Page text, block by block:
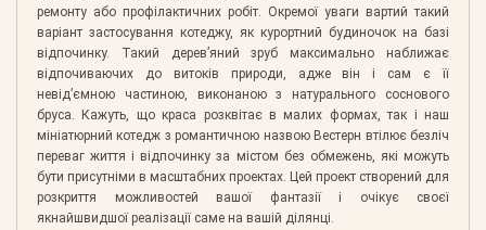
ремонту або профілактичних робіт. Окремої уваги вартий такий
варіант застосування котеджу, як курортний будиночок на базі
відпочинку. Такий дерев’яний зруб максимально наближає
відпочиваючих до витоків природи, адже він і сам є її
невід’ємною частиною, виконаною з натурального соснового
бруса. Кажуть, що краса розквітає в малих формах, так і наш
мініатюрний котедж з романтичною назвою Вестерн втілює безліч
переваг життя і відпочинку за містом без обмежень, які можуть
бути присутніми в масштабних проектах. Цей проект створений для
розкриття можливостей вашої фантазії і очікує своєї
якнайшвидшої реалізації саме на вашій ділянці.